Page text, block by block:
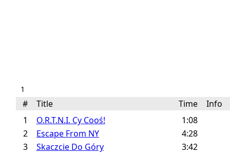
1
# Title Time
Info
1
O.R.T.N.I. Cy Cooś!
1:08
2
Escape From NY
4:28
3
Skaczcie Do Góry
3:42